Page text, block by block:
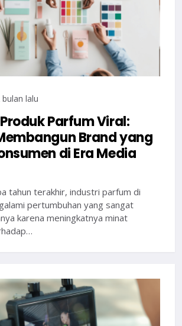
bulan lalu
Parfum Viral:
Brand yang
di Era Media
tahun terakhir, industri parfum di
pertumbuhan yang sangat
karena meningkatnya minat